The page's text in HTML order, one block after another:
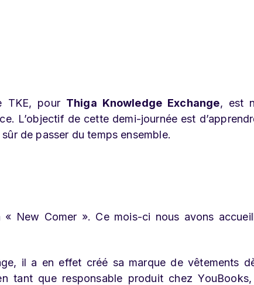
TKE, pour Thiga Knowledge Exchange, est
L’objectif de cette demi-journée est
de passer du temps ensemble.
New Comer ». Ce mois-ci nous avons
il a en effet créé sa marque de vêtements
tant que responsable produit chez